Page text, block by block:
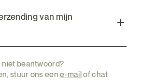
van mijn
niet beantwoord?
stuur ons eene-mailof chat